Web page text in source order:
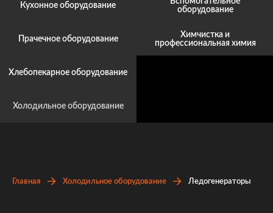
Кухонное оборудование
Прачечное оборудование
Хлебопекарное оборудование
Холодильное оборудование
оборудование
Химчистка и
профессиональная химия
Главная Холодильное оборудование Ледогенераторы